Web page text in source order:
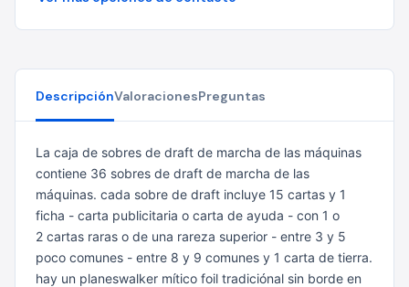
DescripciónValoracionesPreguntas
La caja de sobres de draft de marcha de las máquinas
contiene 36 sobres de draft de marcha de las
máquinas. cada sobre de draft incluye 15 cartas y 1
ficha - carta publicitaria o carta de ayuda - con 1 o
2 cartas raras o de una rareza superior - entre 3 y 5
poco comunes - entre 8 y 9 comunes y 1 carta de tierra.
hay un planeswalker mítico foil tradiciónal sin borde en